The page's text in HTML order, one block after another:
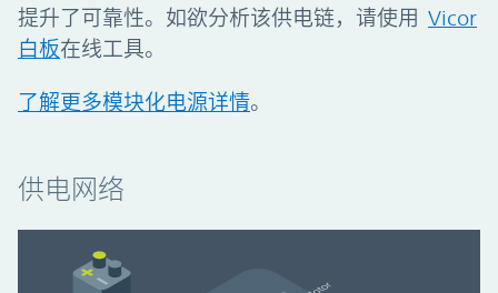
提升了可靠性。如欲分析该供电链，请使用 Vicor
白板在线工具。
了解更多模块化电源详情。
供电网络